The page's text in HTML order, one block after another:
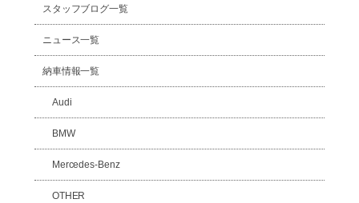
スタッフブログ一覧
ニュース一覧
納車情報一覧
Audi
BMW
Mercedes-Benz
OTHER